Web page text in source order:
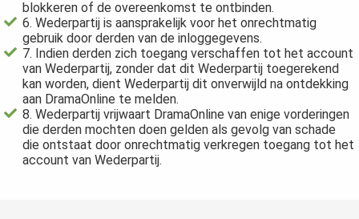
blokkeren of de overeenkomst te ontbinden.
6. Wederpartij is aansprakelijk voor het onrechtmatig
gebruik door derden van de inloggegevens.
7. Indien derden zich toegang verschaffen tot het account
van Wederpartij, zonder dat dit Wederpartij toegerekend
kan worden, dient Wederpartij dit onverwijld na ontdekking
aan DramaOnline te melden.
8. Wederpartij vrijwaart DramaOnline van enige vorderingen
die derden mochten doen gelden als gevolg van schade
die ontstaat door onrechtmatig verkregen toegang tot het
account van Wederpartij.